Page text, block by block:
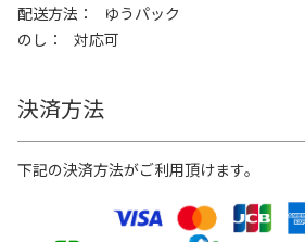
配送方法
ゆうパック
のし
対応可
決済方法
下記の決済方法がご利用頂けます。